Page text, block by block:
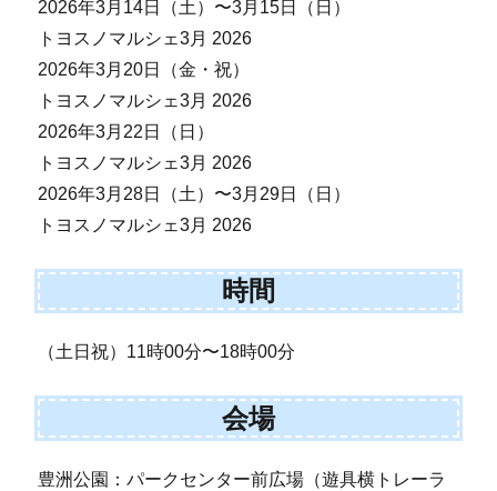
2026年3月14日（土）〜3月15日（日）
トヨスノマルシェ3月 2026
2026年3月20日（金・祝）
トヨスノマルシェ3月 2026
2026年3月22日（日）
トヨスノマルシェ3月 2026
2026年3月28日（土）〜3月29日（日）
トヨスノマルシェ3月 2026
時間
（土日祝）11時00分〜18時00分
会場
豊洲公園：パークセンター前広場（遊具横トレーラ